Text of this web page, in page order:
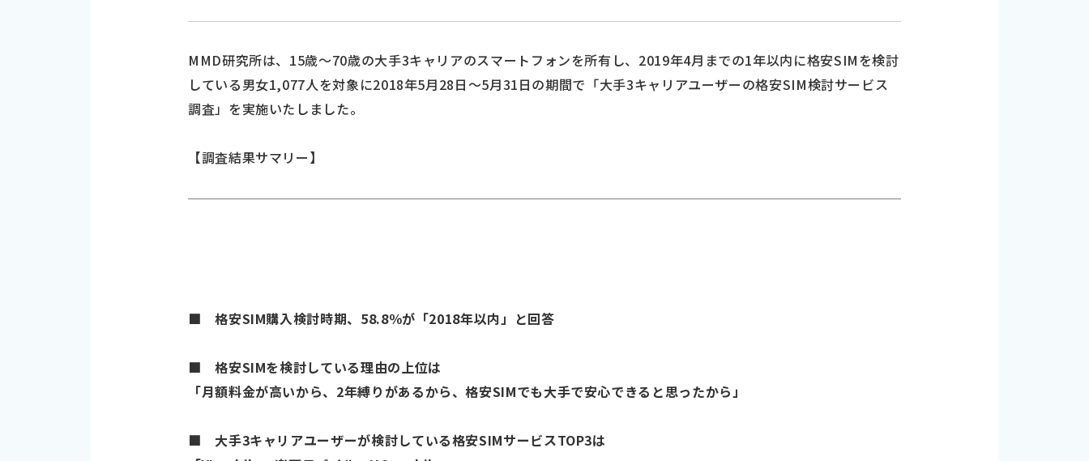
MMD研究所は、15歳～70歳の大手3キャリアのスマートフォンを所有し、2019年4月までの1年以内に格安SIMを検討
している男女1,077人を対象に2018年5月28日～5月31日の期間で「大手3キャリアユーザーの格安SIM検討サービス
調査」を実施いたしました。
【調査結果サマリー】
■ 格安SIM購入検討時期、58.8％が「2018年以内」と回答
■ 格安SIMを検討している理由の上位は
「月額料金が高いから、2年縛りがあるから、格安SIMでも大手で安心できると思ったから」
■ 大手3キャリアユーザーが検討している格安SIMサービスTOP3は